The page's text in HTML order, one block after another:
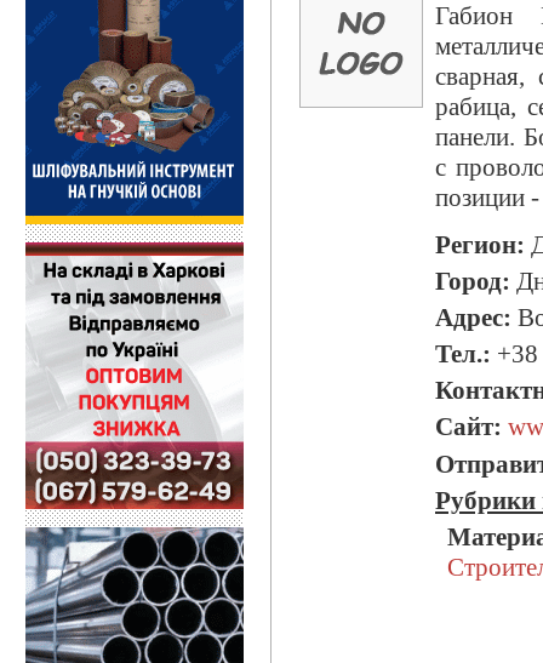
Габион
сварная,
рабица,
панели.
с
позиции
Регион:
Город:
Адрес:
Тел.:
Сайт:
Рубрики